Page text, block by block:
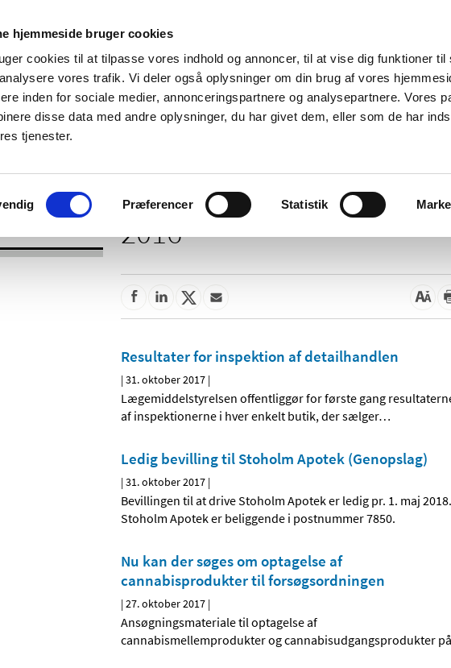
hjemmeside bruger cookies
cookies til at tilpasse vores indhold og annoncer, til at vise dig funktioner til
vores trafik. Vi deler også oplysninger om din brug af vores
inden for sociale medier, annonceringspartnere og analysepartnere. Vores
disse data med andre oplysninger, du har givet dem, eller som de har
tjenester.
Præferencer Statistik
Nyheder Om os
Bivirkninger og
produktinformation
Tilskud og
Apoteker og salg af
2016
Resultater for inspektion af detailhandlen
|31. oktober 2017 |
Lægemiddelstyrelsen offentliggør for første gang
af inspektionerne i hver enkelt butik, der sælger…
Ledig bevilling til Stoholm Apotek (Genopslag)
|31. oktober 2017 |
Bevillingen til at drive Stoholm Apotek er ledig pr. 1. maj 2018.
Stoholm Apotek er beliggende i postnummer 7850.
Nu kan der søges om optagelse af
cannabisprodukter til forsøgsordningen
|27. oktober 2017 |
Ansøgningsmateriale til optagelse af
cannabismellemprodukter og cannabisudgangsprodukter på